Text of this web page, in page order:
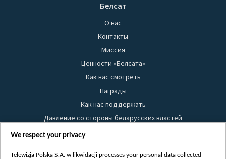
Белсат
О нас
Контакты
Миссия
Ценности «Белсата»
Как нас смотреть
Награды
Как нас поддержать
Давление со стороны беларусских властей
Правила использования материалов
We respect your privacy
Telewizja Polska S.A. w likwidacji processes your personal data collected